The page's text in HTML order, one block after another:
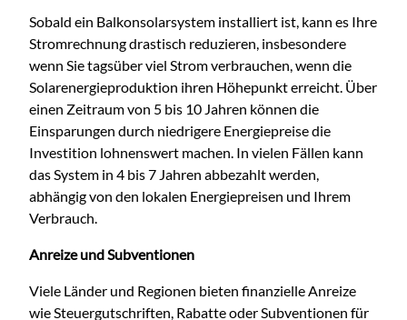
Sobald ein Balkonsolarsystem installiert ist, kann es Ihre
Stromrechnung drastisch reduzieren, insbesondere
wenn Sie tagsüber viel Strom verbrauchen, wenn die
Solarenergieproduktion ihren Höhepunkt erreicht. Über
einen Zeitraum von 5 bis 10 Jahren können die
Einsparungen durch niedrigere Energiepreise die
Investition lohnenswert machen. In vielen Fällen kann
das System in 4 bis 7 Jahren abbezahlt werden,
abhängig von den lokalen Energiepreisen und Ihrem
Verbrauch.
Anreize und Subventionen
Viele Länder und Regionen bieten finanzielle Anreize
wie Steuergutschriften, Rabatte oder Subventionen für